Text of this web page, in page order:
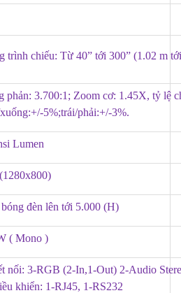
trình chiếu: Từ 40” tới 300” (1.02 m
phản: 3.700:1; Zoom cơ: 1.45X, tỷ lệ
5%;trái/phải:+/-3%.
Lumen
đèn lên tới 5.000 (H)
( Mono )
nối: 3-RGB (2-In,1-Out) 2-Audio
khiển: 1-RJ45, 1-RS232